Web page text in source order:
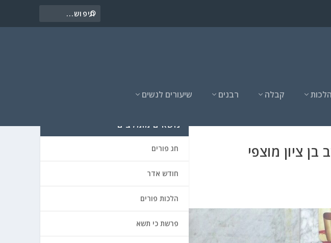
הלכות קבלה רבנים שיעורים לנשים
ציון מוצפי
נושאים מומלצים
חג פורים
חודש אדר
הלכות פורים
פרשת כי תשא